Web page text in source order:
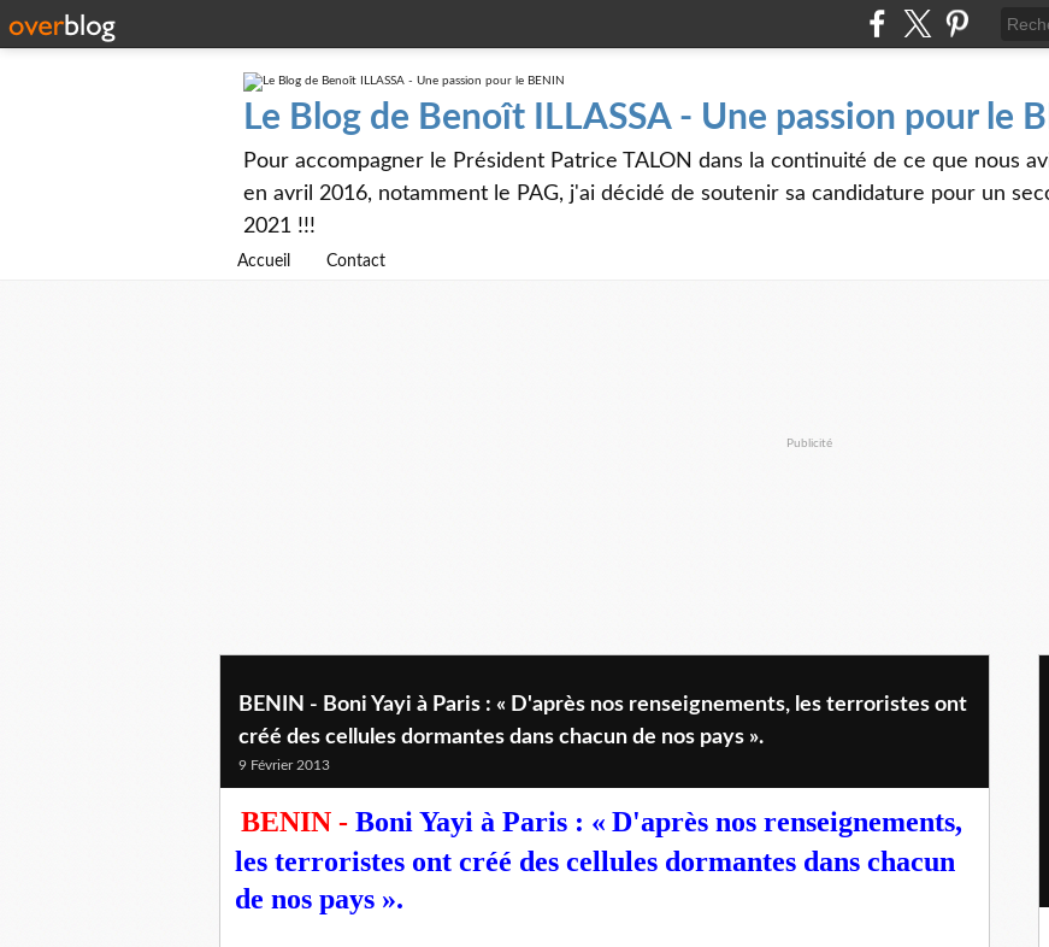
Le Blog de Benoît ILLASSA - Une passion pour le
Pour accompagner le Président Patrice TALON dans la continuité de ce que nous
en avril 2016, notamment le PAG, j'ai décidé de soutenir sa candidature pour un
2021 !!!
Accueil Contact
Publicité
BENIN - Boni Yayi à Paris : « D'après nos renseignements, les terroristes ont
créé des cellules dormantes dans chacun de nos pays ».
9 Février 2013
BENIN - Boni Yayi à Paris : « D'après nos renseignements,
les terroristes ont créé des cellules dormantes dans chacun
de nos pays ».